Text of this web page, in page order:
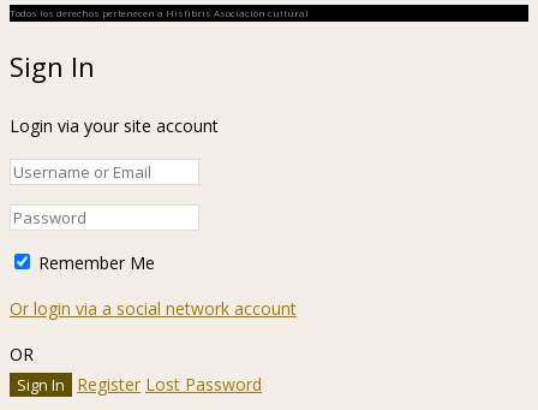
Todos los derechos pertenecen a Hislibris Asociación cultural
Sign In
Login via your site account
Remember Me
Or login via a social network account
OR
Register Lost Password